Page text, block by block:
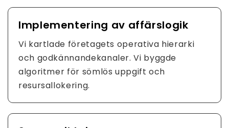
Implementering av affärslogik
Vi kartlade företagets operativa hierarki
och godkännandekanaler. Vi byggde
algoritmer för sömlös uppgift och
resursallokering.